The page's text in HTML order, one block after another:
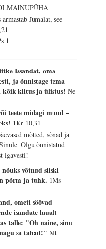
Jumalat, see
1
Issandat, oma
ja õnnistage tema
kõik kiitus ja ülistus!Ne
teete midagi muud –
1Kr 10,31
mõtted, sõnad ja
Olgu õnnistatud
igavesti!
nõuks võtnud siiski
põrm ja tuhk. 1Ms
ometi söövad
isandate laualt
talle: "Oh naine, sinu
sa tahad!"Mt